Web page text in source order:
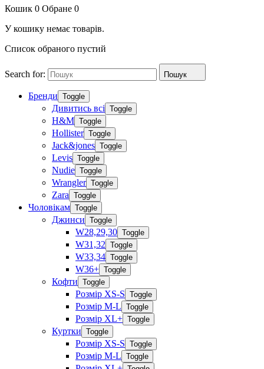
Кошик 0 Обране 0
У кошику немає товарів.
Список обраного пустий
Search for: Пошук
Бренди Toggle
Дивитись всі Toggle
H&M Toggle
Hollister Toggle
Jack&jones Toggle
Levis Toggle
Nudie Toggle
Wrangler Toggle
Zara Toggle
Чоловікам Toggle
Джинси Toggle
W28,29,30 Toggle
W31,32 Toggle
W33,34 Toggle
W36+ Toggle
Кофти Toggle
Розмір XS-S Toggle
Розмір M-L Toggle
Розмір XL+ Toggle
Куртки Toggle
Розмір XS-S Toggle
Розмір M-L Toggle